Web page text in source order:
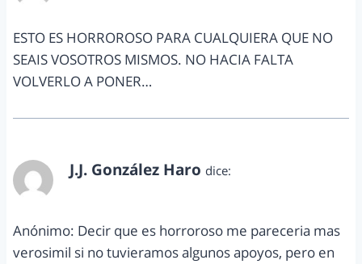
ESTO ES HORROROSO PARA CUALQUIERA QUE NO
SEAIS VOSOTROS MISMOS. NO HACIA FALTA
VOLVERLO A PONER…
J.J. González Haro dice:
Anónimo: Decir que es horroroso me pareceria mas
verosimil si no tuvieramos algunos apoyos, pero en